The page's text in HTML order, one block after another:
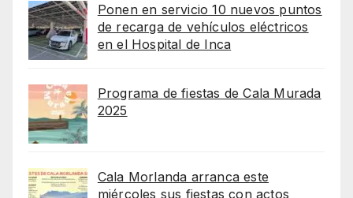
Ponen en servicio 10 nuevos puntos
de recarga de vehículos eléctricos
en el Hospital de Inca
Programa de fiestas de Cala Murada
2025
Cala Morlanda arranca este
miércoles sus fiestas con actos